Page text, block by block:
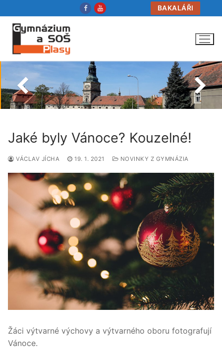
na
obsah
BAKALÁŘI
Jaké byly Vánoce? Kouzelné!
VÁCLAV JÍCHA 19. 1. 2021 NOVINKY Z GYMNÁZIA
Žáci výtvarné výchovy a výtvarného oboru fotografují
Vánoce.